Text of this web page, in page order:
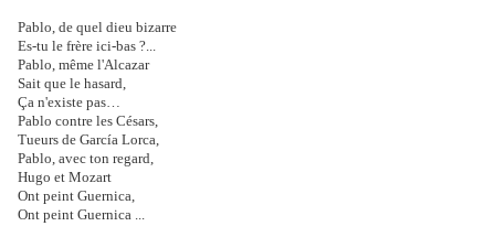
Pablo, de quel dieu bizarre
Es-tu le frère ici-bas ?...
Pablo, même l'Alcazar
Sait que le hasard,
Ça n'existe pas…
Pablo contre les Césars,
Tueurs de García Lorca,
Pablo, avec ton regard,
Hugo et Mozart
Ont peint Guernica,
Ont peint Guernica ...